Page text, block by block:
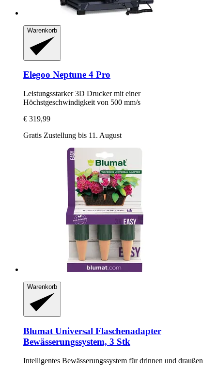
Warenkorb
Elegoo Neptune 4 Pro
Leistungsstarker 3D Drucker mit einer
Höchstgeschwindigkeit von 500 mm/s
€ 319,99
Gratis Zustellung bis 11. August
Warenkorb
Blumat Universal Flaschenadapter
Bewässerungssystem, 3 Stk
Intelligentes Bewässerungssystem für drinnen und draußen